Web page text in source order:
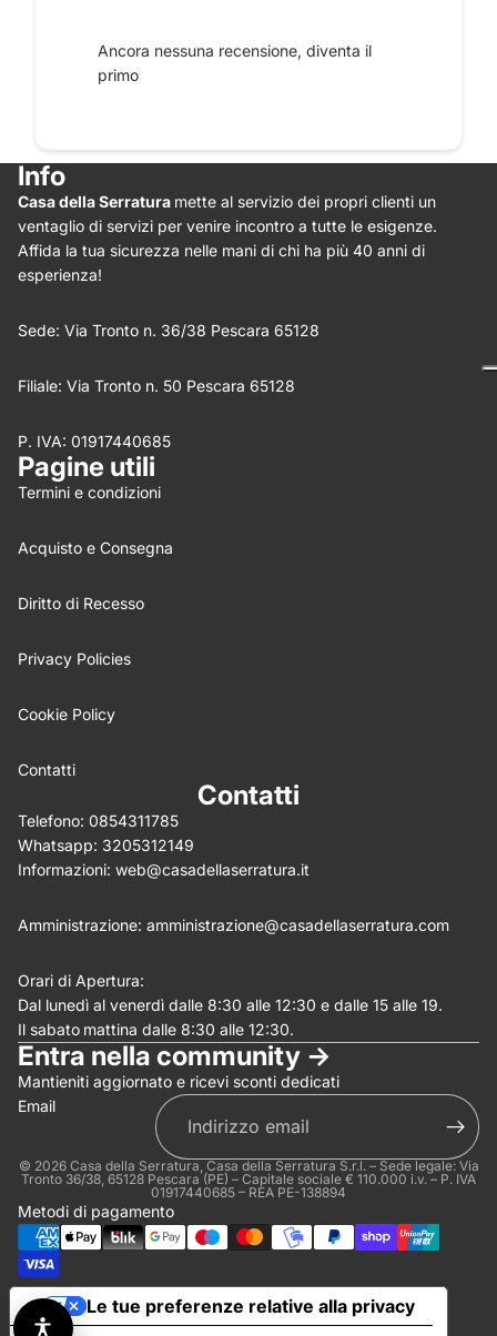
Star rating
Nome *
Write 50 more characters and upload 0 more photos
(Allega .gif, .jpg, .png per un massimo di 5MB)
Annulla Invia
Ancora nessuna recensione, diventa il
primo
Info
Casa della Serratura mette al servizio dei propri clienti un
ventaglio di servizi per venire incontro a tutte le esigenze.
Affida la tua sicurezza nelle mani di chi ha più 40 anni di
esperienza!
Sede: Via Tronto n. 36/38 Pescara 65128
Filiale: Via Tronto n. 50 Pescara 65128
P. IVA: 01917440685
Pagine utili
Termini e condizioni
Acquisto e Consegna
Diritto di Recesso
Privacy Policies
Cookie Policy
Contatti
Contatti
Telefono: 0854311785
Whatsapp: 3205312149
Informazioni: web@casadellaserratura.it
Amministrazione: amministrazione@casadellaserratura.com
Orari di Apertura:
Dal lunedì al venerdì dalle 8:30 alle 12:30 e dalle 15 alle 19.
Il sabato mattina dalle 8:30 alle 12:30.
Entra nella community ->
Mantieniti aggiornato e ricevi sconti dedicati
Email
© 2026 Casa della Serratura, Casa della Serratura S.r.l. – Sede legale: Via
Tronto 36/38, 65128 Pescara (PE) – Capitale sociale € 110.000 i.v. – P. IVA
01917440685 – REA PE-138894
Metodi di pagamento
Le tue preferenze relative alla privacy